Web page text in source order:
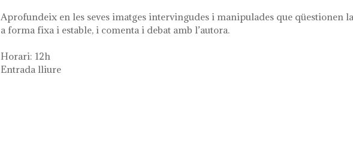
Aprofundeix en les seves imatges intervingudes i manipulades que qüestionen
a forma fixa i estable, i comenta i debat amb l’autora.
Horari: 12h
Entrada lliure